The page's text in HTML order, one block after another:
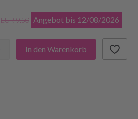
EUR 9.50 Angebot bis 12/08/2026
In den Warenkorb